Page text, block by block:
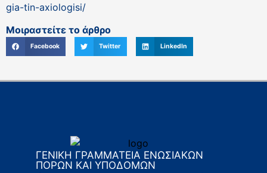
gia-tin-axiologisi/
Μοιραστείτε το άρθρο
Facebook Twitter LinkedIn
ΓΕΝΙΚΗ ΓΡΑΜΜΑΤΕΙΑ ΕΝΩΣΙΑΚΩΝ
ΠΟΡΩΝ ΚΑΙ ΥΠΟΔΟΜΩΝ